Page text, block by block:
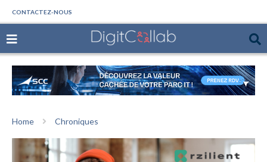
CONTACTEZ-NOUS
Home Chroniques